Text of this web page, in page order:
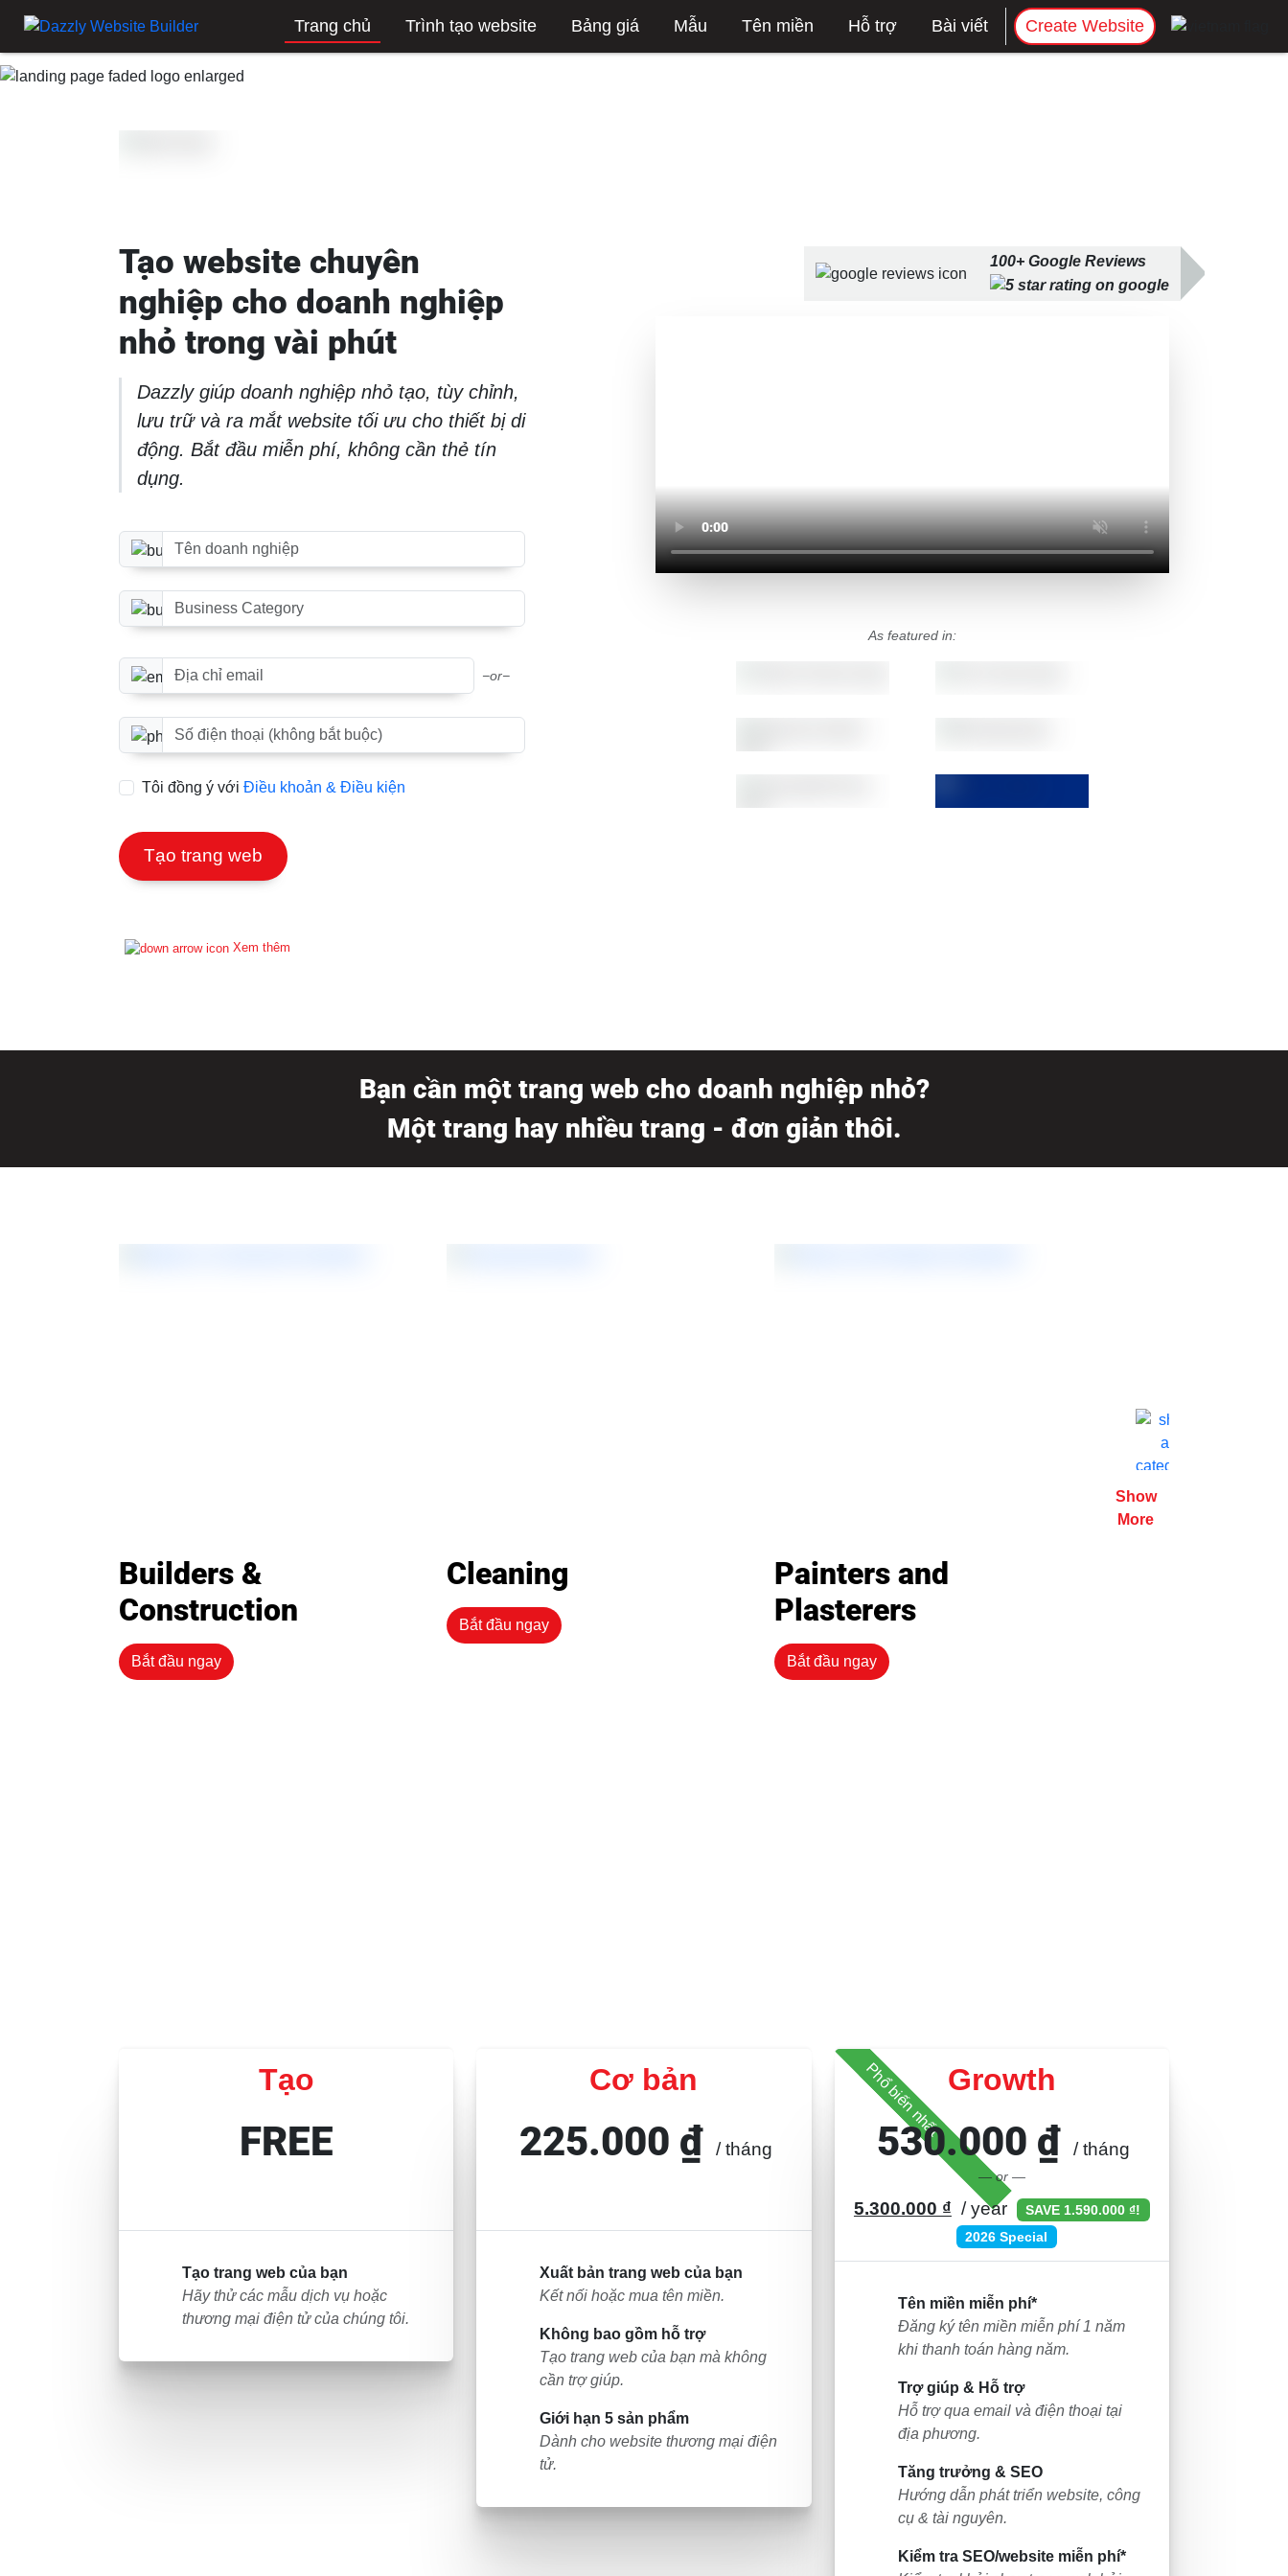
Trang chủ Trình tạo website Bảng giá Mẫu Tên miền Hỗ trợ Bài viết Create Website
Tạo website chuyên
nghiệp cho doanh nghiệp
nhỏ trong vài phút
Dazzly giúp doanh nghiệp nhỏ tạo, tùy chỉnh,
lưu trữ và ra mắt website tối ưu cho thiết bị di
động. Bắt đầu miễn phí, không cần thẻ tín
dụng.
Tên doanh nghiệp
Danh mục doanh nghiệp
Địa chỉ email −or−
Số điện thoại (tùy chọn)
Tôi đồng ý với Điều khoản & Điều kiện
Tạo trang web
Xem thêm
100+ Google Reviews
As featured in:
Bạn cần một trang web cho doanh nghiệp nhỏ?
Một trang hay nhiều trang - đơn giản thôi.
Builders &
Construction
Bắt đầu ngay
Cleaning
Bắt đầu ngay
Painters and
Plasterers
Bắt đầu ngay
Show
More
Tạo
FREE
Tạo trang web của bạn
Hãy thử các mẫu dịch vụ hoặc
thương mại điện tử của chúng tôi.
Cơ bản
225.000 ₫ / tháng
Xuất bản trang web của bạn
Kết nối hoặc mua tên miền.
Không bao gồm hỗ trợ
Tạo trang web của bạn mà không
cần trợ giúp.
Giới hạn 5 sản phẩm
Dành cho website thương mại điện
tử.
Phổ biến nhất Growth
530.000 ₫ / tháng
— or —
5.300.000 ₫ / year
SAVE 1.590.000 ₫!
2026 Special
Tên miền miễn phí*
Đăng ký tên miền miễn phí 1 năm
khi thanh toán hàng năm.
Trợ giúp & Hỗ trợ
Hỗ trợ qua email và điện thoại tại
địa phương.
Tăng trưởng & SEO
Hướng dẫn phát triển website, công
cụ & tài nguyên.
Kiểm tra SEO/website miễn phí*